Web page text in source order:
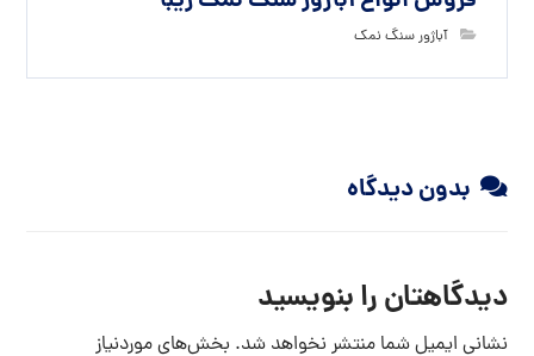
دیدگاه *
نام